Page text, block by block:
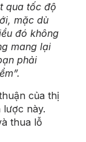
qua tốc độ
mặc dù
đó không
mang lại
phải
của thị
này.
thua lỗ